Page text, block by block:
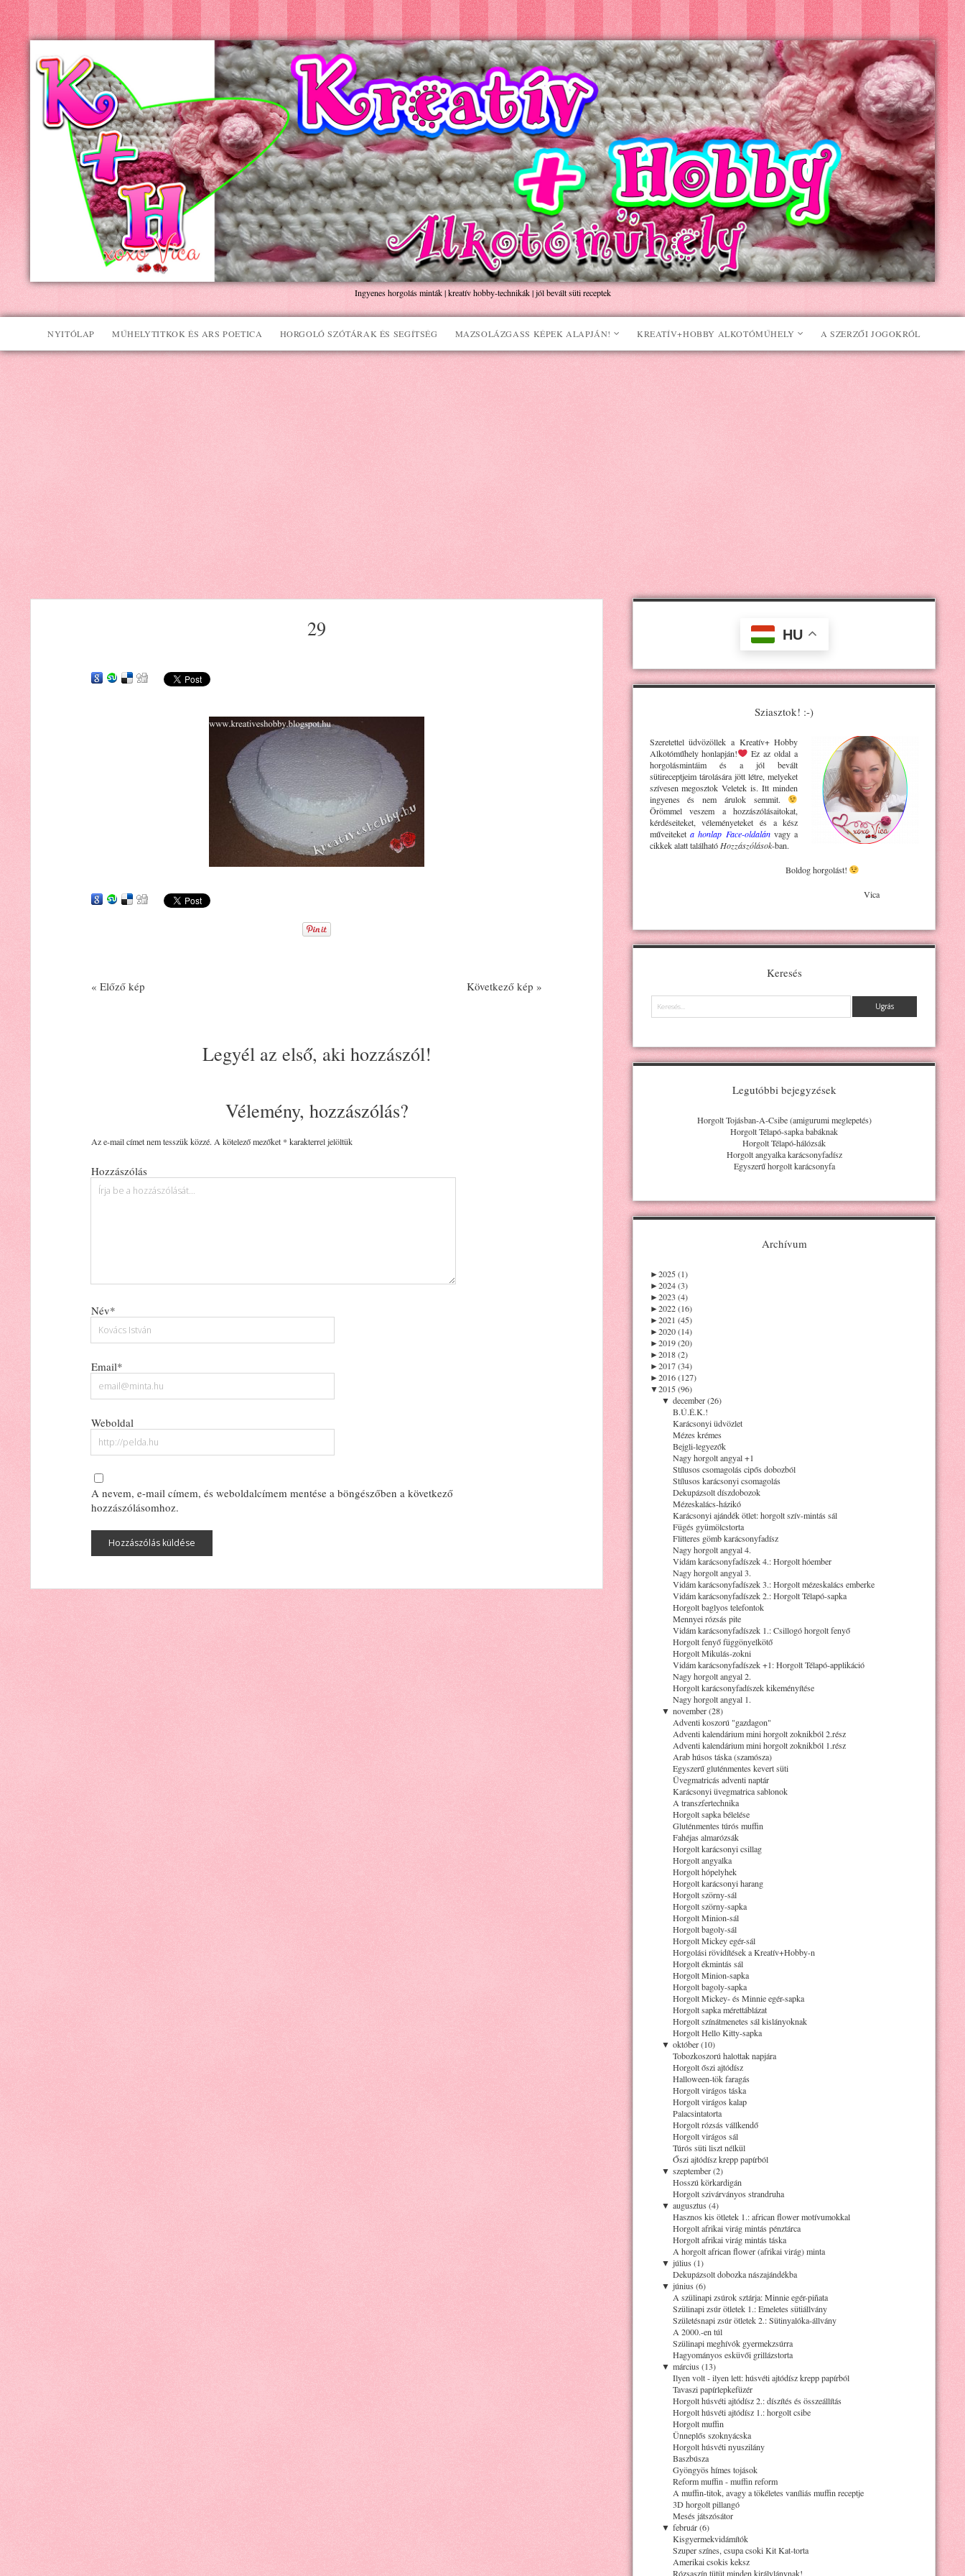
Kreatív+Hobby
Alkotóműhely
Ingyenes horgolás minták | kreatív hobby-technikák | jól bevált süti receptek
NYITÓLAP MŰHELYTITKOK ÉS ARS POETICA HORGOLÓ SZÓTÁRAK ÉS SEGÍTSÉG MAZSOLÁZGASS KÉPEK ALAPJÁN! KREATÍV+HOBBY ALKOTÓMŰHELY A SZERZŐI JOGOKRÓL
29
« Előző kép Következő kép »
Legyél az első, aki hozzászól!
Vélemény, hozzászólás?
Az e-mail címet nem tesszük közzé. A kötelező mezőket * karakterrel jelöltük
Hozzászólás
Név*
Email*
Weboldal
A nevem, e-mail címem, és weboldalcímem mentése a böngészőben a következő
hozzászólásomhoz.
HU
Sziasztok! :-)
Szeretettel üdvözöllek a Kreatív+ Hobby
Alkotóműhelyhonlapján!
Ez az oldal a
horgolásmintáim és a jól bevált
sütireceptjeim tárolására jött létre, melyeket
szívesen megosztok Veletek is. Itt minden
ingyenes és nem árulok semmit.
Örömmel veszem a hozzászólásaitokat,
kérdéseiteket, véleményeteket és a kész
műveiteket a honlap Face-oldalánvagy a
cikkek alatt található Hozzászólások-ban.
Boldog horgolást!
Vica
Keresés
Keresés
Legutóbbi bejegyzések
Horgolt Tojásban-A-Csibe (amigurumi meglepetés)
Horgolt Télapó-sapka babáknak
Horgolt Télapó-hálózsák
Horgolt angyalka karácsonyfadísz
Egyszerű horgolt karácsonyfa
Archívum
►2025 (1)
►2024 (3)
►2023 (4)
►2022 (16)
►2021 (45)
►2020 (14)
►2019 (20)
►2018 (2)
►2017 (34)
►2016 (127)
▼2015 (96)
▼ december (26)
B.Ú.É.K.!
Karácsonyi üdvözlet
Mézes krémes
Bejgli-legyezők
Nagy horgolt angyal +1
Stílusos csomagolás cipős dobozból
Stílusos karácsonyi csomagolás
Dekupázsolt díszdobozok
Mézeskalács-házikó
Karácsonyi ajándék ötlet: horgolt szív-mintás sál
Fügés gyümölcstorta
Flitteres gömb karácsonyfadísz
Nagy horgolt angyal 4.
Vidám karácsonyfadíszek 4.: Horgolt hóember
Nagy horgolt angyal 3.
Vidám karácsonyfadíszek 3.: Horgolt mézeskalács emberke
Vidám karácsonyfadíszek 2.: Horgolt Télapó-sapka
Horgolt baglyos telefontok
Mennyei rózsás pite
Vidám karácsonyfadíszek 1.: Csillogó horgolt fenyő
Horgolt fenyő függönyelkötő
Horgolt Mikulás-zokni
Vidám karácsonyfadíszek +1: Horgolt Télapó-applikáció
Nagy horgolt angyal 2.
Horgolt karácsonyfadíszek kikeményítése
Nagy horgolt angyal 1.
▼ november (28)
Adventi koszorú "gazdagon"
Adventi kalendárium mini horgolt zoknikból 2.rész
Adventi kalendárium mini horgolt zoknikból 1.rész
Arab húsos táska (szamósza)
Egyszerű gluténmentes kevert süti
Üvegmatricás adventi naptár
Karácsonyi üvegmatrica sablonok
A transzfertechnika
Horgolt sapka bélelése
Gluténmentes túrós muffin
Fahéjas almarózsák
Horgolt karácsonyi csillag
Horgolt angyalka
Horgolt hópelyhek
Horgolt karácsonyi harang
Horgolt szörny-sál
Horgolt szörny-sapka
Horgolt Minion-sál
Horgolt bagoly-sál
Horgolt Mickey egér-sál
Horgolási rövidítések a Kreatív+Hobby-n
Horgolt ékmintás sál
Horgolt Minion-sapka
Horgolt bagoly-sapka
Horgolt Mickey- és Minnie egér-sapka
Horgolt sapka mérettáblázat
Horgolt színátmenetes sál kislányoknak
Horgolt Hello Kitty-sapka
▼ október (10)
Tobozkoszorú halottak napjára
Horgolt őszi ajtódísz
Halloween-tök faragás
Horgolt virágos táska
Horgolt virágos kalap
Palacsintatorta
Horgolt rózsás vállkendő
Horgolt virágos sál
Túrós süti liszt nélkül
Őszi ajtódísz krepp papírból
▼ szeptember (2)
Hosszú körkardigán
Horgolt szivárványos strandruha
▼ augusztus (4)
Hasznos kis ötletek 1.: african flower motívumokkal
Horgolt afrikai virág mintás pénztárca
Horgolt afrikai virág mintás táska
A horgolt african flower (afrikai virág) minta
▼ július (1)
Dekupázsolt dobozka nászajándékba
▼ június (6)
A szülinapi zsúrok sztárja: Minnie egér-piñata
Szülinapi zsúr ötletek 1.: Emeletes sütiállvány
Születésnapi zsúr ötletek 2.: Sütinyalóka-állvány
A 2000.-en túl
Szülinapi meghívók gyermekzsúrra
Hagyományos esküvői grillázstorta
▼ március (13)
Ilyen volt - ilyen lett: húsvéti ajtódísz krepp papírból
Tavaszi papírlepkefüzér
Horgolt húsvéti ajtódísz 2.: díszítés és összeállítás
Horgolt húsvéti ajtódísz 1.: horgolt csibe
Horgolt muffin
Ünneplős szoknyácska
Horgolt húsvéti nyuszilány
Baszbúsza
Gyöngyös hímes tojások
Reform muffin - muffin reform
A muffin-titok, avagy a tökéletes vaníliás muffin receptje
3D horgolt pillangó
Mesés játszósátor
▼ február (6)
Kisgyermekvidámítók
Szuper színes, csupa csoki Kit Kat-torta
Amerikai csokis keksz
Rózsaszín tütüt minden királylánynak!